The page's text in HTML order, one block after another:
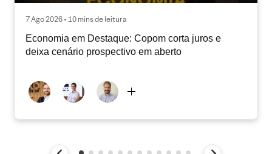
7 Ago 2026 • 10 mins de leitura
Economia em Destaque: Copom corta juros e
deixa cenário prospectivo em aberto